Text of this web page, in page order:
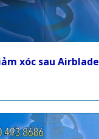
xóc sau Airblade